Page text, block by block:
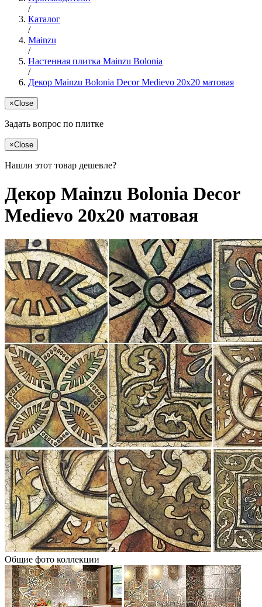
/
Каталог
/
Mainzu
/
Настенная плитка Mainzu Bolonia
/
Декор Mainzu Bolonia Decor Medievo 20x20 матовая
×Close
Задать вопрос по плитке
×Close
Нашли этот товар дешевле?
Декор Mainzu Bolonia Decor
Medievo 20x20 матовая
Общие фото коллекции